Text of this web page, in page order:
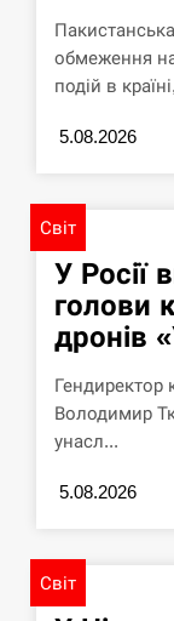
обмеження
подій в
5.08.2026
Світ
У Росії
голови
дронів
Гендиректор
Володимир
унасл...
5.08.2026
Світ